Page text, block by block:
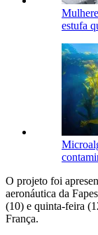
estufa
O projeto foi
aeronáutica da
(10) e quinta-feira
França.